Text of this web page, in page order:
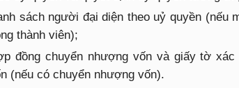
sách người đại diện theo uỷ quyền (nếu
thành viên);
đồng chuyển nhượng vốn và giấy tờ
(nếu có chuyển nhượng vốn).